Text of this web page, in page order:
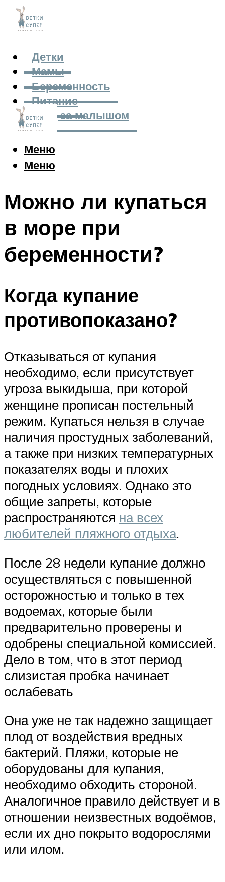
Детки
Мамы
Беременность
Питание
Уход за малышом
Меню
Меню
Можно ли купаться
в море при
беременности?
Когда купание
противопоказано?
Отказываться от купания
необходимо, если присутствует
угроза выкидыша, при которой
женщине прописан постельный
режим. Купаться нельзя в случае
наличия простудных заболеваний,
а также при низких температурных
показателях воды и плохих
погодных условиях. Однако это
общие запреты, которые
распространяются на всех
любителей пляжного отдыха.
После 28 недели купание должно
осуществляться с повышенной
осторожностью и только в тех
водоемах, которые были
предварительно проверены и
одобрены специальной комиссией.
Дело в том, что в этот период
слизистая пробка начинает
ослабевать
Она уже не так надежно защищает
плод от воздействия вредных
бактерий. Пляжи, которые не
оборудованы для купания,
необходимо обходить стороной.
Аналогичное правило действует и в
отношении неизвестных водоёмов,
если их дно покрыто водорослями
или илом.